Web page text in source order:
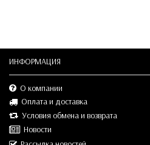
ИНФОРМАЦИЯ
О компании
Оплата и доставка
Условия обмена и возврата
Новости